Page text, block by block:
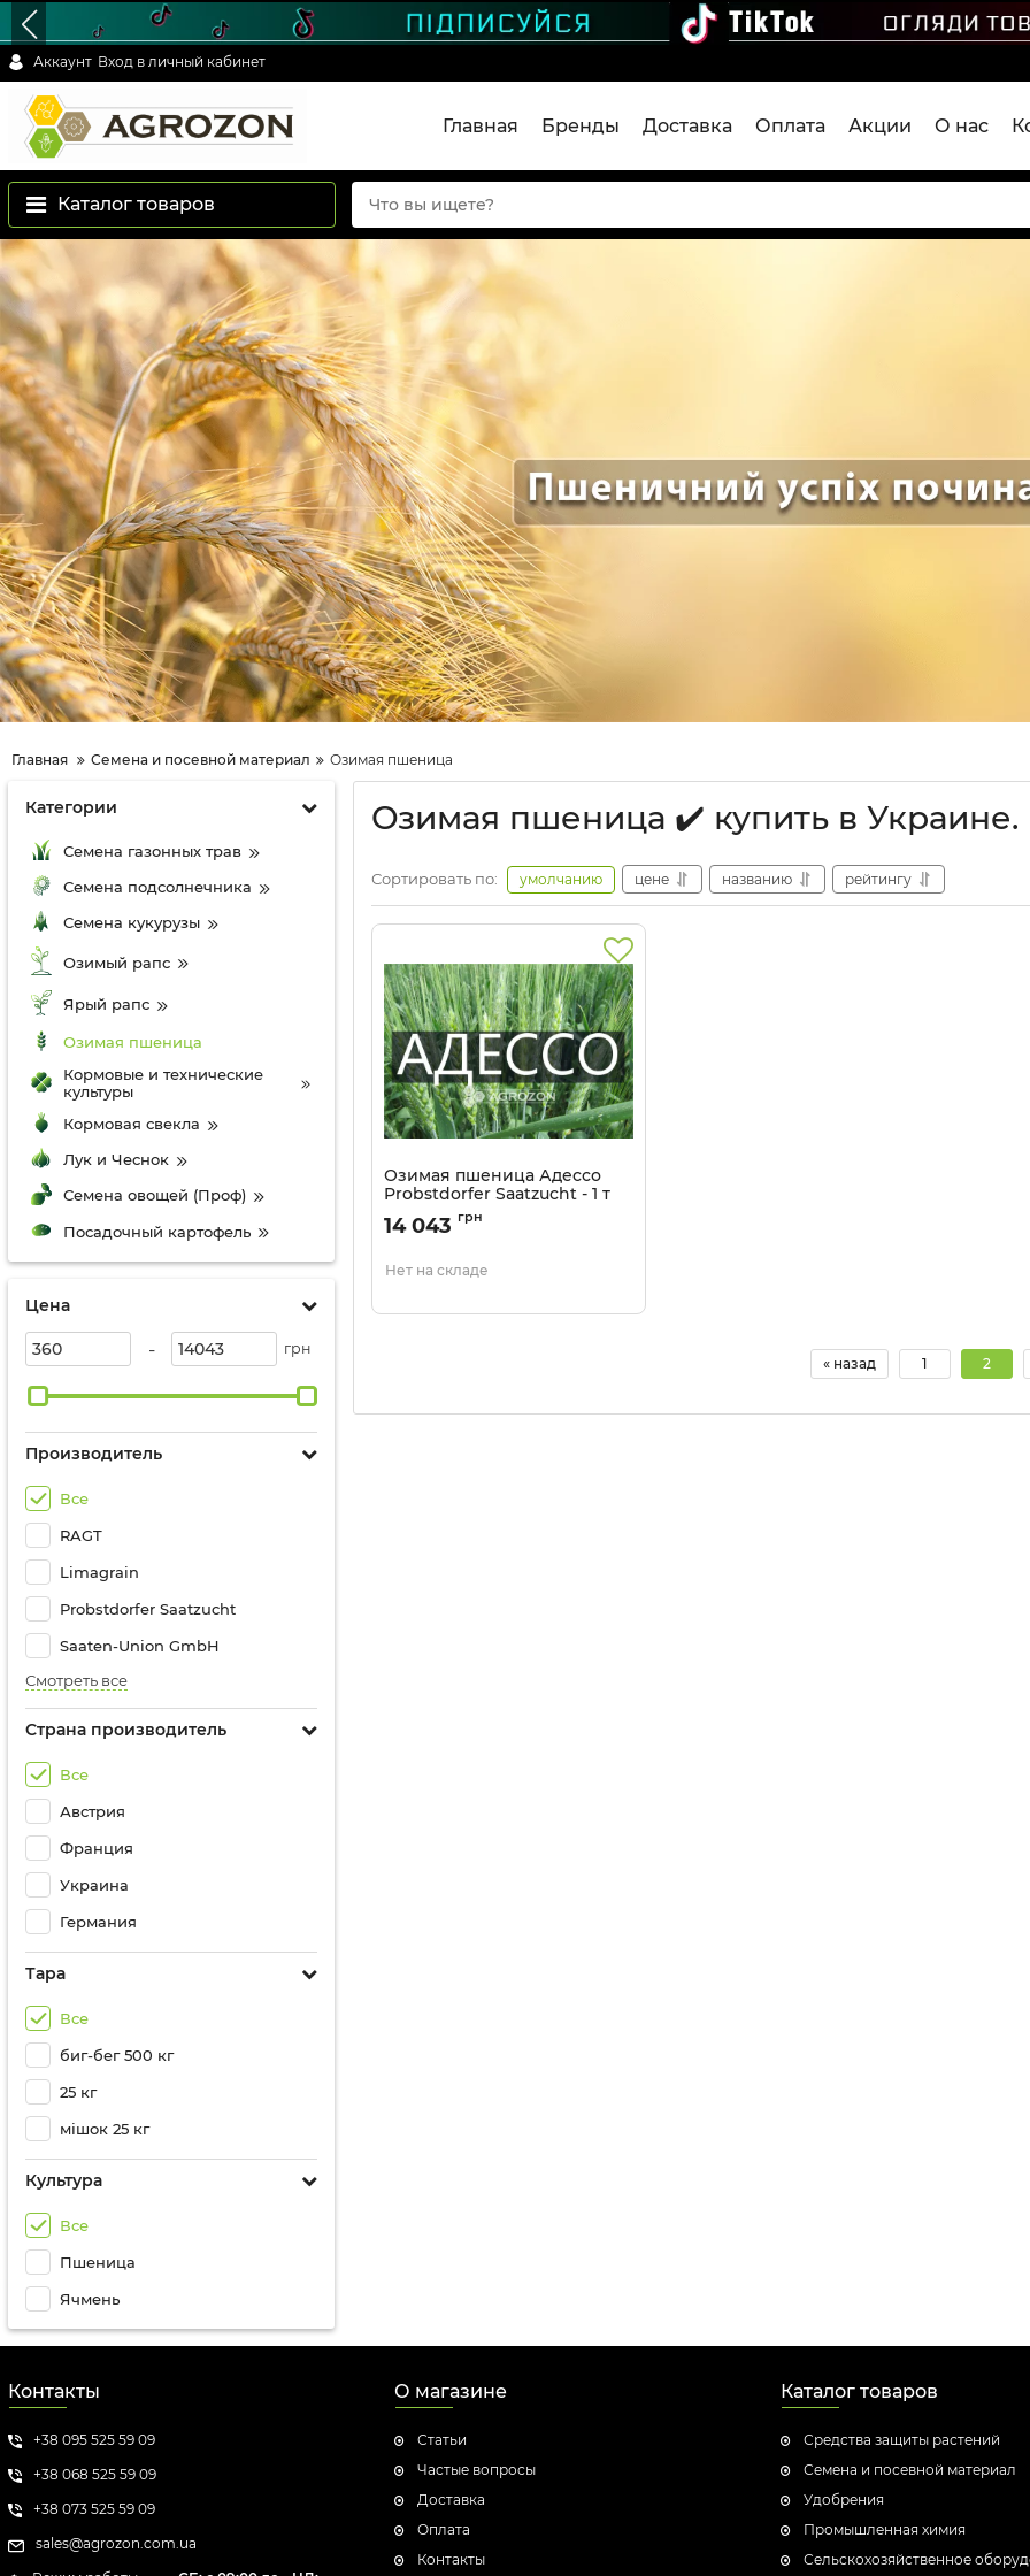
Аккаунт Вход в личный кабинет
Главная Бренды Доставка Оплата Акции О нас
Каталог товаров
Главная Семена и посевной материал Озимая пшеница
Категории
Семена газонных трав
Семена подсолнечника
Семена кукурузы
Озимый рапс
Ярый рапс
Озимая пшеница
Кормовые и технические
культуры
Кормовая свекла
Лук и Чеснок
Семена овощей (Проф)
Посадочный картофель
Цена
- грн
Производитель
Все
RAGT
Limagrain
Probstdorfer Saatzucht
Saaten-Union GmbH
Смотреть все
Страна производитель
Все
Австрия
Франция
Украина
Германия
Тара
Все
биг-бег 500 кг
25 кг
мішок 25 кг
Культура
Все
Пшеница
Ячмень
Озимая пшеница ✔️ купить в Украине.
Сортировать по: умолчанию цене названию рейтингу
Озимая пшеница Адессо
Probstdorfer Saatzucht - 1 т
Артикул: 2604225
14 043 грн
Нет на складе
« назад 1 2
Контакты
+38 095 525 59 09
+38 068 525 59 09
+38 073 525 59 09
sales@agrozon.com.ua
О магазине
Статьи
Частые вопросы
Доставка
Оплата
Контакты
Каталог товаров
Средства защиты растений
Семена и посевной материал
Удобрения
Промышленная химия
Сельскохозяйственное